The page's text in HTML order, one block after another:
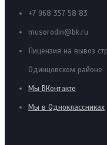
+7 968 357 58 83
musorodin@bk.ru
Лицензия на вывоз
Одинцовском районе
Мы ВКонтакте
Мы в Одноклассниках